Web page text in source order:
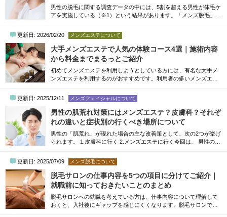
男性の脱毛に関する調査データの中には、5割を超える男性が体毛ケ
アを実施している（※1）という結果があります。「メンズ脱毛」が
うか。しかし、メンズ脱毛の種類は多いため、自身に合った脱毛方
法に悩んでいる方は多くいらっしゃいます。自分に合った脱毛方法
がわからない方向けに、メンズ脱毛の方法を5つに分けて、それぞれ
の費用やメリット・デメリットを解説し...
更新日: 2026/02/20 メンズエステについて
大手メンズエステで人気の体験コース4選｜施術内容
から料金までまるっとご紹介
初めてメンズエステを利用しようとしている方には、有名な大手メ
ンズエステを利用するのがおすすめです。利用者の多いメンズエス
験コース」が提供されていることもあります。エステの利用経験が
ない男性は「施術内容がわからなくて不安」「本当に効果があるの
か心配」などの理由から、なかなか一歩を踏み出せない方もいるで
しょう。そこで本記事では、大手メンズエス...
更新日: 2025/12/11 メンズフェイシャルについて
男性の肌荒れ対策にはメンズエステ？皮膚科？それぞ
れの違いと症状別の行くべき場所について
男性の「肌荒れ」が現れた場合の主な改善策として、次の2つが挙げ
られます。 1.皮膚科に行く 2.メンズエステに行く今回は、 男性の肌
や特徴についてご紹介します。症状によって通うべき場所が異なり
ますので、自分の状態と照らし合わせながら参考にしてください。
【3つの違い】メンズエステと(美容)皮膚科の肌荒れ対策メンズエス
テと(美容)皮膚科の肌荒れ対策には、...
更新日: 2025/07/09 メンズ脱毛について
脱毛サロンの仕事内容を5つの項目に分けてご紹介｜
就職前に知っておきたいことのまとめ
脱毛サロンへの就職を考えている方は、仕事内容について理解して
おくと、入社後にギャップを感じにくくなります。脱毛サロンで働